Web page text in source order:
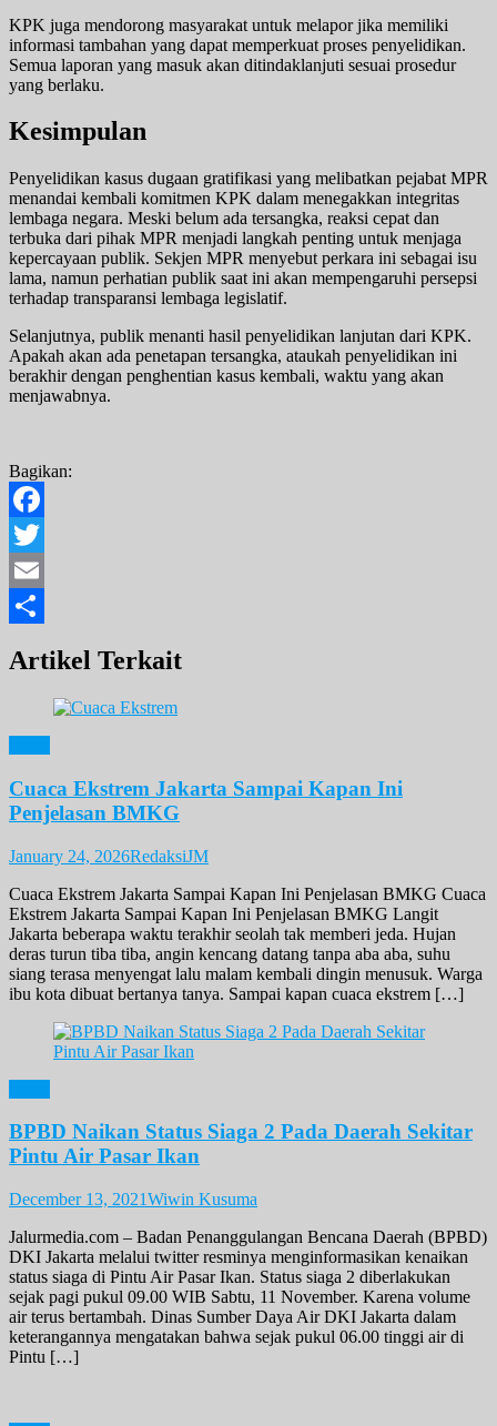
KPK juga mendorong masyarakat untuk melapor jika memiliki
informasi tambahan yang dapat memperkuat proses penyelidikan.
Semua laporan yang masuk akan ditindaklanjuti sesuai prosedur
yang berlaku.
Kesimpulan
Penyelidikan kasus dugaan gratifikasi yang melibatkan pejabat MPR
menandai kembali komitmen KPK dalam menegakkan integritas
lembaga negara. Meski belum ada tersangka, reaksi cepat dan
terbuka dari pihak MPR menjadi langkah penting untuk menjaga
kepercayaan publik. Sekjen MPR menyebut perkara ini sebagai isu
lama, namun perhatian publik saat ini akan mempengaruhi persepsi
terhadap transparansi lembaga legislatif.
Selanjutnya, publik menanti hasil penyelidikan lanjutan dari KPK.
Apakah akan ada penetapan tersangka, ataukah penyelidikan ini
berakhir dengan penghentian kasus kembali, waktu yang akan
menjawabnya.
Bagikan:
Facebook
Twitter
Email
Artikel Terkait
Cuaca Ekstrem Jakarta Sampai Kapan Ini
Penjelasan BMKG
January 24, 2026RedaksiJM
Cuaca Ekstrem Jakarta Sampai Kapan Ini Penjelasan BMKG Cuaca
Ekstrem Jakarta Sampai Kapan Ini Penjelasan BMKG Langit
Jakarta beberapa waktu terakhir seolah tak memberi jeda. Hujan
deras turun tiba tiba, angin kencang datang tanpa aba aba, suhu
siang terasa menyengat lalu malam kembali dingin menusuk. Warga
ibu kota dibuat bertanya tanya. Sampai kapan cuaca ekstrem […]
BPBD Naikan Status Siaga 2 Pada Daerah Sekitar
Pintu Air Pasar Ikan
December 13, 2021Wiwin Kusuma
Jalurmedia.com – Badan Penanggulangan Bencana Daerah (BPBD)
DKI Jakarta melalui twitter resminya menginformasikan kenaikan
status siaga di Pintu Air Pasar Ikan. Status siaga 2 diberlakukan
sejak pagi pukul 09.00 WIB Sabtu, 11 November. Karena volume
air terus bertambah. Dinas Sumber Daya Air DKI Jakarta dalam
keterangannya mengatakan bahwa sejak pukul 06.00 tinggi air di
Pintu […]